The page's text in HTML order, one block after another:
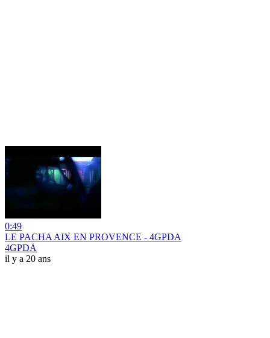
0:49
LE PACHA AIX EN PROVENCE - 4GPDA
4GPDA
il y a 20 ans